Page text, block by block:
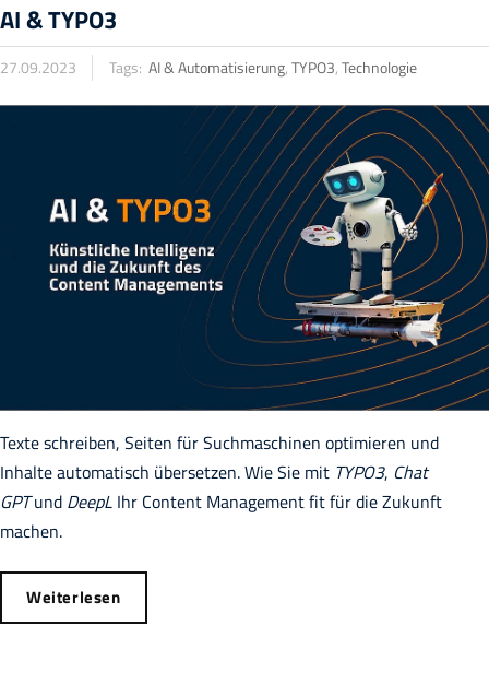
AI & TYPO3
27.09.2023 Tags: AI & Automatisierung,TYPO3,Technologie
Texte schreiben, Seiten für Suchmaschinen optimieren und
Inhalte automatisch übersetzen. Wie Sie mit TYPO3, Chat
GPTund DeepL Ihr Content Management fit für die Zukunft
machen.
Weiterlesen